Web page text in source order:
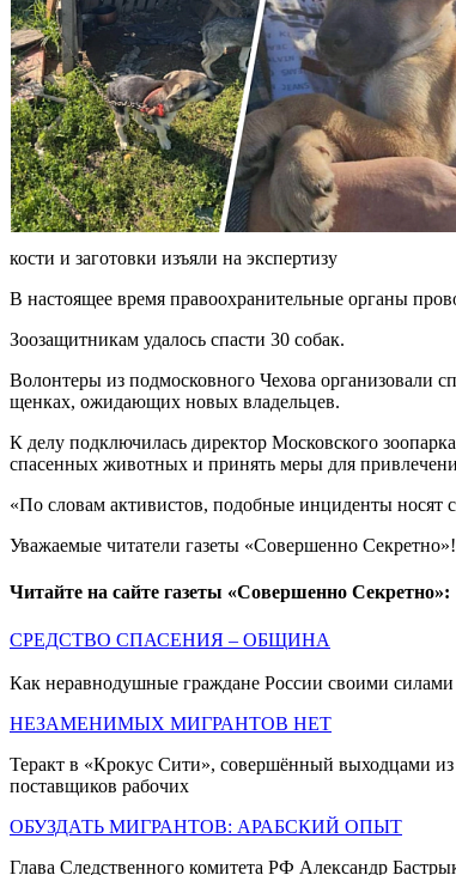
кости и заготовки изъяли на экспертизу
В настоящее время правоохранительные органы
Зоозащитникам удалось спасти 30 собак.
Волонтеры из подмосковного Чехова организовали
щенках, ожидающих новых владельцев.
К делу подключилась директор Московского
спасенных животных и принять меры для
«По словам активистов, подобные инциденты носят
Уважаемые читатели газеты «Совершенно
Читайте на сайте газеты «Совершенно Секретно»:
СРЕДСТВО СПАСЕНИЯ – ОБЩИНА
Как неравнодушные граждане России своими
НЕЗАМЕНИМЫХ МИГРАНТОВ НЕТ
Теракт в «Крокус Сити», совершённый выходцами
поставщиков рабочих
ОБУЗДАТЬ МИГРАНТОВ: АРАБСКИЙ ОПЫТ
Глава Следственного комитета РФ Александр